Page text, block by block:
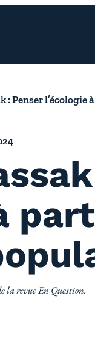
: Penser
la revue En Question.